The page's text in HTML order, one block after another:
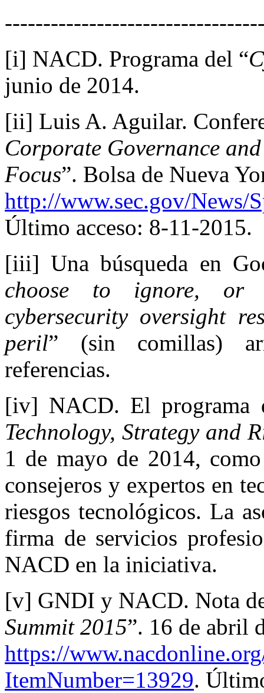
[i] NACD. Programa del “
junio de 2014.
[ii] Luis A. Aguilar.
Corporate Governance
Focus”. Bolsa de Nueva
http://www.sec.gov/News/
Último acceso: 8-11-2015.
[iii] Una búsqueda en
choose to ignore, or
cybersecurity oversight
peril” (sin comillas)
referencias.
[iv] NACD. El programa
Technology, Strategy and
1 de mayo de 2014,
consejeros y expertos en
riesgos tecnológicos. La
firma de servicios
NACD en la iniciativa.
[v] GNDI y NACD. Nota
Summit 2015”. 16 de abril
https://
ItemNumber=13929.